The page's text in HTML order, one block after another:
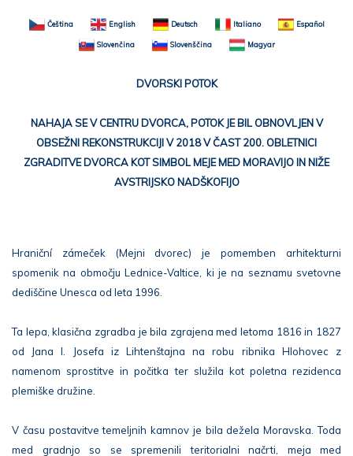
Čeština English Deutsch Italiano Español
Slovenčina Slovenščina Magyar
DVORSKI POTOK
NAHAJA SE V CENTRU DVORCA, POTOK JE BIL OBNOVLJEN V
OBSEŽNI REKONSTRUKCIJI V 2018 V ČAST 200. OBLETNICI
ZGRADITVE DVORCA KOT SIMBOL MEJE MED MORAVIJO IN NIŽE
AVSTRIJSKO NADŠKOFIJO
Hraniční zámeček (Mejni dvorec) je pomemben arhitekturni
spomenik na območju Lednice-Valtice, ki je na seznamu svetovne
dediščine Unesca od leta 1996.
Ta lepa, klasična zgradba je bila zgrajena med letoma 1816 in 1827
od Jana I. Josefa iz Lihtenštajna na robu ribnika Hlohovec z
namenom sprostitve in počitka ter služila kot poletna rezidenca
plemiške družine.
V času postavitve temeljnih kamnov je bila dežela Moravska. Toda
med gradnjo so se spremenili teritorialni načrti, meja med